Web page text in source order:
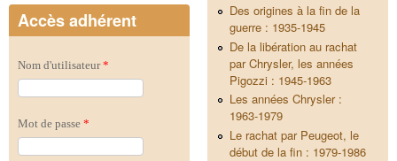
Accès adhérent
Nom d'utilisateur*
Mot de passe *
Des origines à la fin de la
guerre : 1935-1945
De la libération au rachat
par Chrysler, les années
Pigozzi : 1945-1963
Les années Chrysler :
1963-1979
Le rachat par Peugeot, le
début de la fin : 1979-1986